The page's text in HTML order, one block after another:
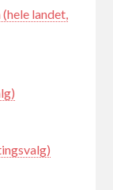
landet,